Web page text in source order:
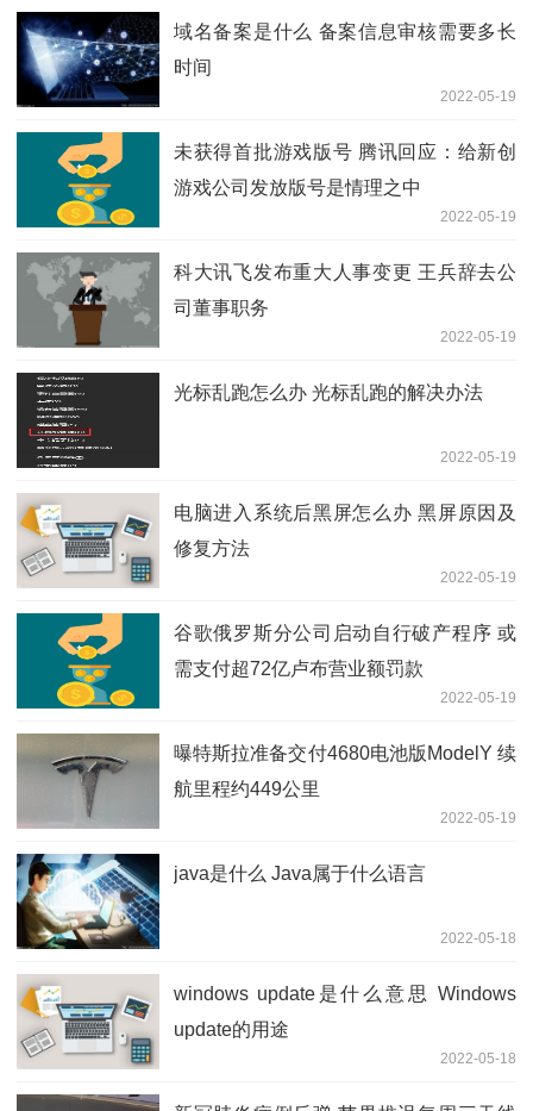
域名备案是什么 备案信息审核需要多长
时间
2022-05-19
未获得首批游戏版号 腾讯回应：给新创
游戏公司发放版号是情理之中
2022-05-19
科大讯飞发布重大人事变更 王兵辞去公
司董事职务
2022-05-19
光标乱跑怎么办 光标乱跑的解决办法
2022-05-19
电脑进入系统后黑屏怎么办 黑屏原因及
修复方法
2022-05-19
谷歌俄罗斯分公司启动自行破产程序 或
需支付超72亿卢布营业额罚款
2022-05-19
曝特斯拉准备交付4680电池版ModelY 续
航里程约449公里
2022-05-19
java是什么 Java属于什么语言
2022-05-18
windows update是什么意思 Windows
update的用途
2022-05-18